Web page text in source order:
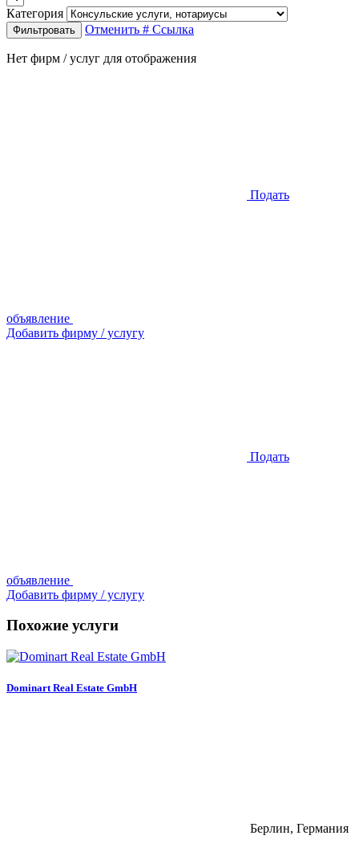
Категория
Фильтровать Отменить # Ссылка
Нет фирм / услуг для отображения
Подать
объявление
Добавить фирму / услугу
Подать
объявление
Добавить фирму / услугу
Похожие услуги
Dominart Real Estate GmbH
Берлин, Германия